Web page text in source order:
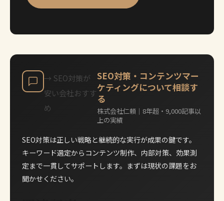
→ SEO対策が
安い会社おすす
め
SEO対策・コンテンツマー
ケティングについて相談す
る
株式会社仁頼｜8年超・9,000記事以
上の実績
SEO対策は正しい戦略と継続的な実行が成果の鍵です。
キーワード選定からコンテンツ制作、内部対策、効果測
定まで一貫してサポートします。まずは現状の課題をお
聞かせください。